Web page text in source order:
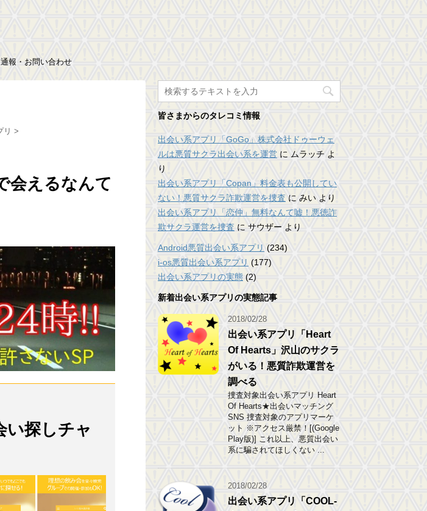
通報・お問い合わせ
リ >
会えるなんて
い探しチャ
皆さまからのタレコミ情報
出会い系アプリ「GoGo」株式会社ドゥーウェ
ルは悪質サクラ出会い系を運営 に ムラッチ よ
り
出会い系アプリ「Copan」料金表も公開してい
ない！悪質サクラ詐欺運営を捜査 に みい より
出会い系アプリ「恋仲」無料なんて嘘！悪徳詐
欺サクラ運営を捜査 に サウザー より
Android悪質出会い系アプリ (234)
i-os悪質出会い系アプリ (177)
出会い系アプリの実態 (2)
新着出会い系アプリの実態記事
2018/02/28
出会い系アプリ「Heart
Of Hearts」沢山のサクラ
がいる！悪質詐欺運営を
調べる
捜査対象出会い系アプリ Heart
Of Hearts★出会いマッチング
SNS 捜査対象のアプリマーケ
ット ※アクセス厳禁！[(Google
Play版)] これ以上、悪質出会い
系に騙されてほしくない ...
2018/02/28
出会い系アプリ「COOL-